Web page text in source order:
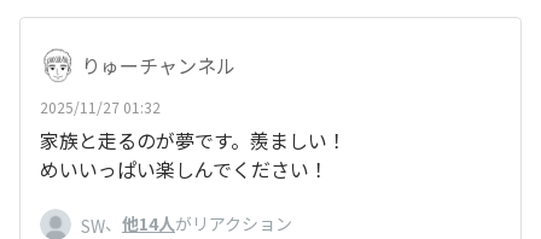
りゅーチャンネル
2025/11/27 01:32
家族と走るのが夢です。羨ましい！
めいいっぱい楽しんでください！
SW、 他14人がリアクション